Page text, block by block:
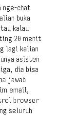
nge-chat
buka
kalau
20 menit
lagi kalian
asisten
dia bisa
jawab
email,
browser
seluruh